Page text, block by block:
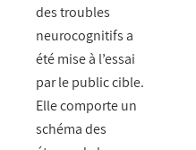
des troubles
neurocognitifs a
été mise à l’essai
par le public cible.
Elle comporte un
schéma des